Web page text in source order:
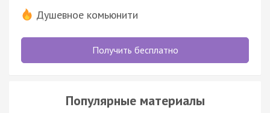
Душевное комьюнити
Получить бесплатно
Популярные материалы